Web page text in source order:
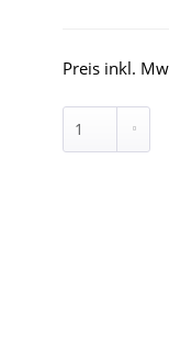
Preis inkl.